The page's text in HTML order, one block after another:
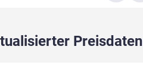
Preisdaten